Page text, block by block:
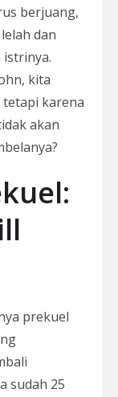
berjuang,
dan
kita
karena
akan
prekuel
sudah 25